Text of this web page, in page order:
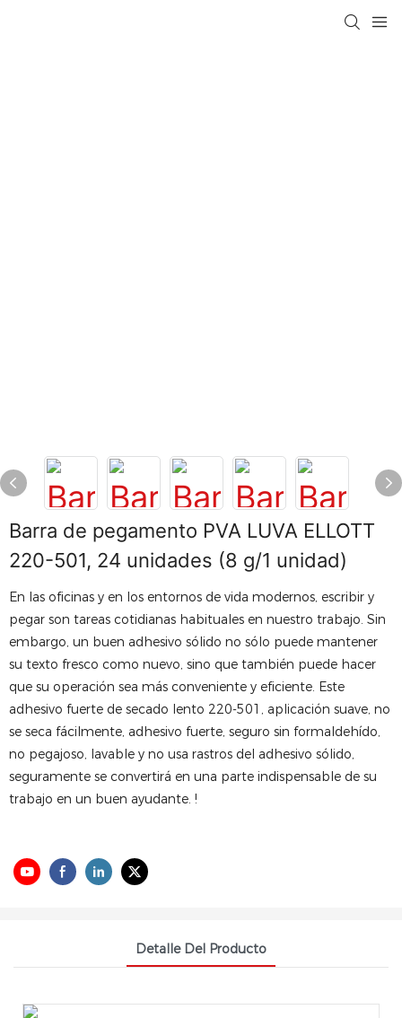
Barra de pegamento PVA LUVA ELLOTT
220-501, 24 unidades (8 g/1 unidad)
En las oficinas y en los entornos de vida modernos, escribir y
pegar son tareas cotidianas habituales en nuestro trabajo. Sin
embargo, un buen adhesivo sólido no sólo puede mantener
su texto fresco como nuevo, sino que también puede hacer
que su operación sea más conveniente y eficiente. Este
adhesivo fuerte de secado lento 220-501, aplicación suave, no
se seca fácilmente, adhesivo fuerte, seguro sin formaldehído,
no pegajoso, lavable y no usa rastros del adhesivo sólido,
seguramente se convertirá en una parte indispensable de su
trabajo en un buen ayudante. !
Detalle Del Producto